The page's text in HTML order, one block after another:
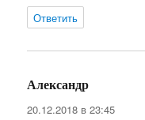
Ответить
Александр
20.12.2018 в 23:45